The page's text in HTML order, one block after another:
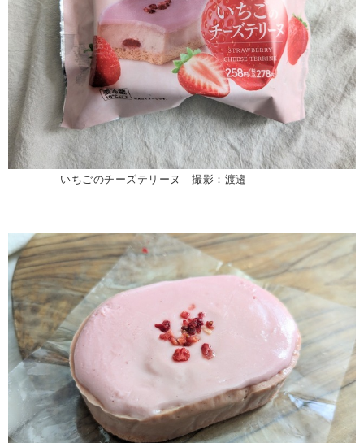
いちごのチーズテリーヌ 撮影：渡邉